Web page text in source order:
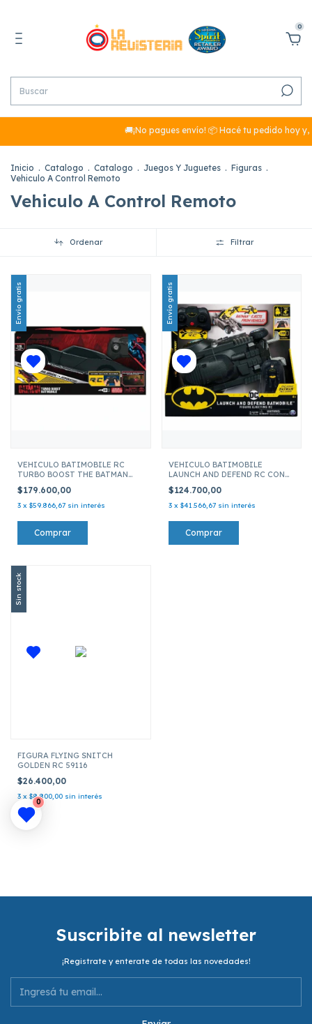
0
🚚¡No pagues envío! 📦 Hacé tu pedido hoy
Inicio . Catalogo . Catalogo . Juegos Y Juguetes . Figuras .
Vehiculo A Control Remoto
Vehiculo A Control Remoto
Ordenar Filtrar
Envío gratis
VEHICULO BATIMOBILE RC
TURBO BOOST THE BATMAN
$179.600,00
3 x $59.866,67 sin interés
Envío gratis
VEHICULO BATIMOBILE
LAUNCH AND DEFEND RC CON
$124.700,00
3 x $41.566,67 sin interés
Sin stock
FIGURA FLYING SNITCH
GOLDEN RC 59116
$26.400,00
3 x $8.800,00 sin interés
Suscribite al newsletter
¡Registrate y enterate de todas las novedades!
0